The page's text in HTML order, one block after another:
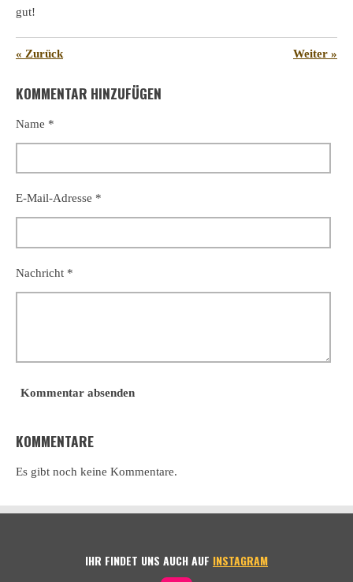
gut!
« Zurück Weiter »
KOMMENTAR HINZUFÜGEN
Name *
E-Mail-Adresse *
Nachricht *
Kommentar absenden
KOMMENTARE
Es gibt noch keine Kommentare.
IHR FINDET UNS AUCH AUF INSTAGRAM